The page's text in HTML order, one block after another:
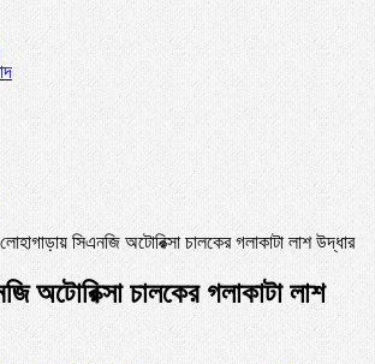
লোহাগাড়ায় সিএনজি অটোরিক্সা চালকের গলাকাটা লাশ উদ্ধার
অটোরিক্সা চালকের গলাকাটা লাশ